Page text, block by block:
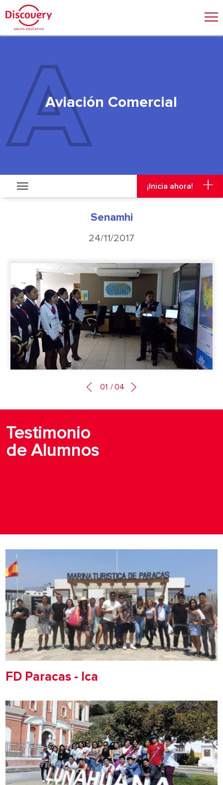
Aviación Comercial
¡Inicia ahora!
Senamhi
24/11/2017
01 / 04
Testimonio
de Alumnos
FD Paracas - Ica